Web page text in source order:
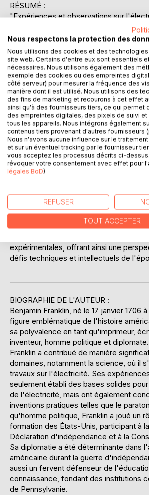
RÉSUMÉ :
"Expériences et observations sur
Franklin est un ouvrage emblématique
principes fondamentaux de l'électricité à
d'expériences méticuleusement
à Philadelphie au XVIIIe siècle, ces
révolutionné la compréhension de ce
Franklin, avec son esprit curieux et
démontrer la nature électrique des
concepts novateurs tels que le
charge électrique. Il a également
l'électricité et d'autres forces
bases de la science moderne de
non seulement un témoignage des
mais aussi une illustration de la
époque où la science expérimentale
émergence. À travers un langage clair et
inspiré des générations de
lecture incontournable pour quiconque
l'histoire des sciences et à l'évolution
scientifique. L'ouvrage est enrichi de
expérimentales, offrant ainsi une
défis techniques et intellectuels de
BIOGRAPHIE DE L'AUTEUR :
Benjamin Franklin, né le 17 janvier 1706
figure emblématique de l'histoire
sa polyvalence en tant qu'imprimeur,
inventeur, homme politique et
Franklin a contribué de manière
domaines, notamment la science, où il
travaux sur l'électricité. Ses
seulement établi des bases solides
de l'électricité, mais ont également
inventions pratiques telles que le
qu'homme politique, Franklin a joué un
formation des États-Unis, participant à
Déclaration d'indépendance et à la
Sa diplomatie a été déterminante dans
américaine durant la guerre
aussi un fervent défenseur de
connaissance, fondant des institutions
de Pennsylvanie.
Nous respectons la protection des
Nous utilisons des cookies et des technologies
site web. Certains d'entre eux sont essentiels
nécessaires. Nous utilisons également des
exemple des cookies ou des empreintes
côté serveur) pour mesurer la fréquence des
manière dont il est utilisé. Nous utilisons des
des fins de marketing et recourons à cet effet
ainsi qu'à des fournisseurs tiers, ce qui permet
des empreintes digitales, des pixels de suivi et
tous les appareils. Nous intégrons également
contenus tiers provenant d'autres fournisseurs
Nous n'avons aucune influence sur le
et sur un éventuel tracking par le fournisseur
vous acceptez les processus décrits ci-
révoquer votre consentement avec effet pour
légales BoD)
REFUSER
TOUT ACCEPTER